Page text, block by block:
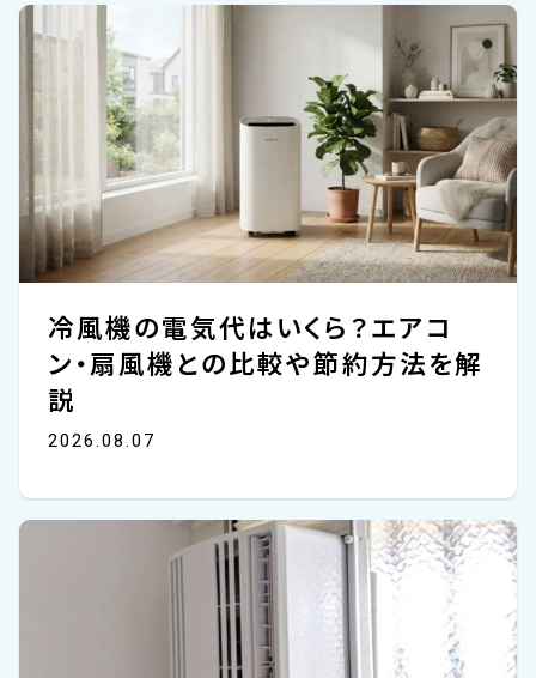
冷風機の電気代はいくら？エアコ
ン・扇風機との比較や節約方法を解
説
2026.08.07